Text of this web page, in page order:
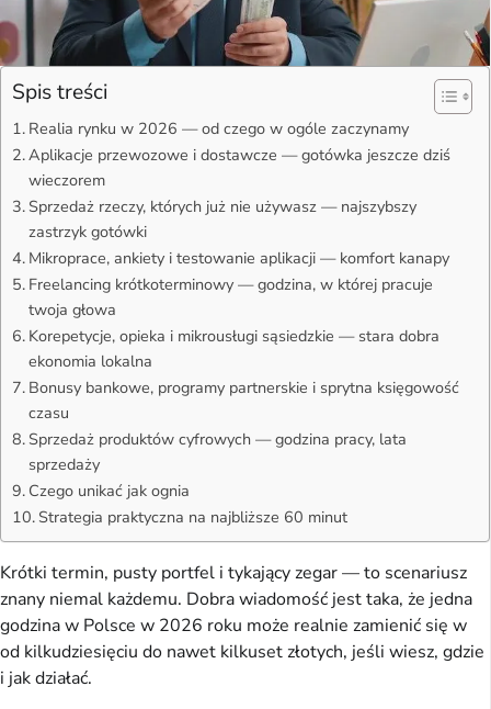
Spis treści
Realia rynku w 2026 — od czego w ogóle zaczynamy
Aplikacje przewozowe i dostawcze — gotówka jeszcze dziś
wieczorem
Sprzedaż rzeczy, których już nie używasz — najszybszy
zastrzyk gotówki
Mikroprace, ankiety i testowanie aplikacji — komfort kanapy
Freelancing krótkoterminowy — godzina, w której pracuje
twoja głowa
Korepetycje, opieka i mikrousługi sąsiedzkie — stara dobra
ekonomia lokalna
Bonusy bankowe, programy partnerskie i sprytna księgowość
czasu
Sprzedaż produktów cyfrowych — godzina pracy, lata
sprzedaży
Czego unikać jak ognia
Strategia praktyczna na najbliższe 60 minut
Krótki termin, pusty portfel i tykający zegar — to scenariusz
znany niemal każdemu. Dobra wiadomość jest taka, że jedna
godzina w Polsce w 2026 roku może realnie zamienić się w
od kilkudziesięciu do nawet kilkuset złotych, jeśli wiesz, gdzie
i jak działać.